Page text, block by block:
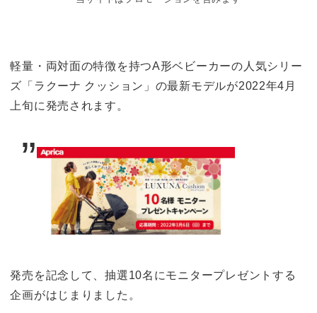
軽量・両対面の特徴を持つA形ベビーカーの人気シリー
ズ「ラクーナ クッション」の最新モデルが2022年4月
上旬に発売されます。
発売を記念して、抽選10名にモニタープレゼントする
企画がはじまりました。